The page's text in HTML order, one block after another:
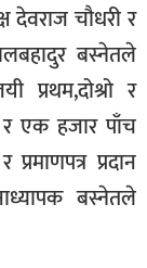
देवराज चौधरी र
बस्नेतले
प्रथम,दोश्रो र
एक हजार पाँच
प्रदान
बस्नेतले